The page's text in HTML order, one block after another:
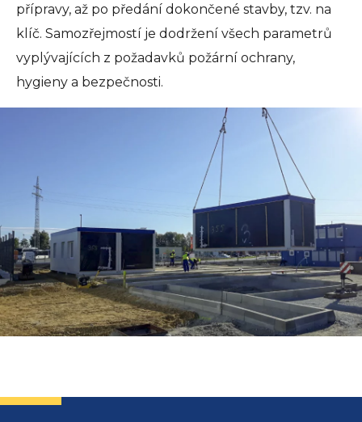
přípravy, až po předání dokončené stavby, tzv. na
klíč. Samozřejmostí je dodržení všech parametrů
vyplývajících z požadavků požární ochrany,
hygieny a bezpečnosti.